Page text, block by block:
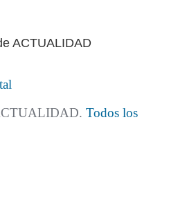
ACTUALIDAD
Todos los